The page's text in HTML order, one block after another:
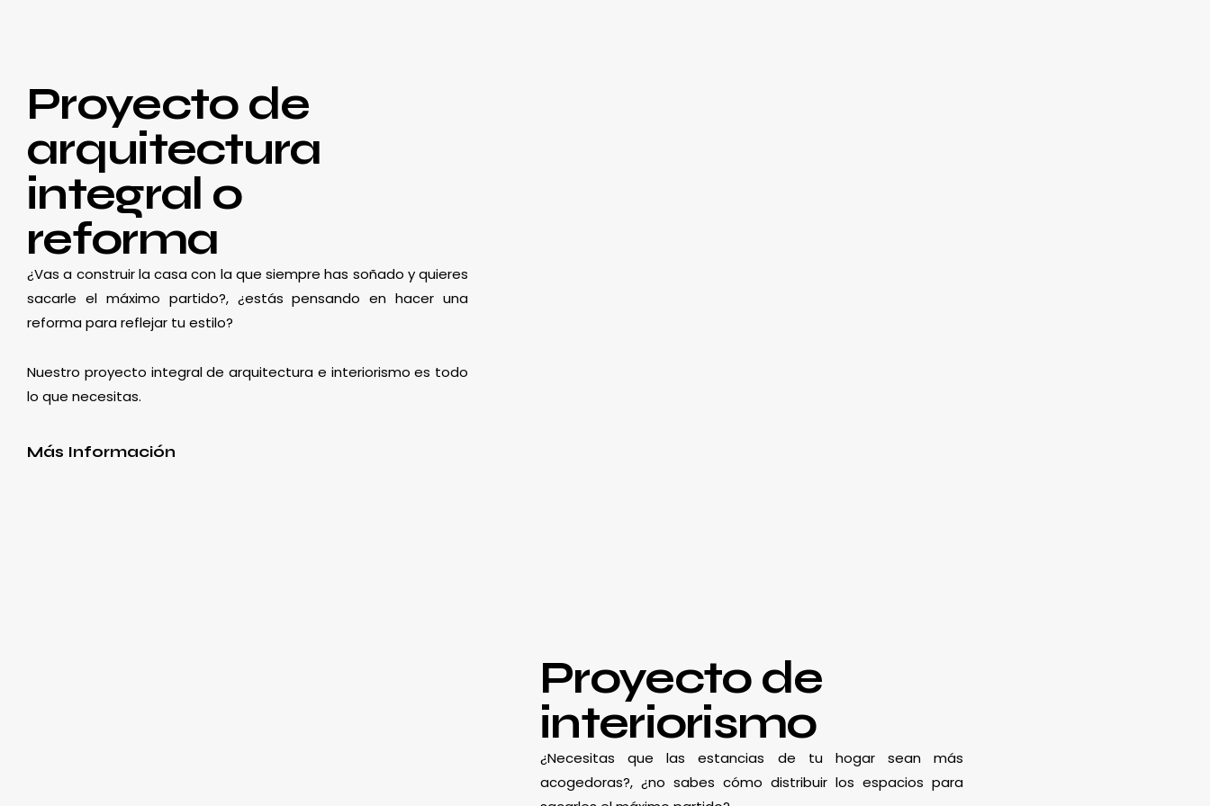
Proyecto de
arquitectura
integral o
reforma
¿Vas a construir la casa con la que siempre has soñado y quieres
sacarle el máximo partido?, ¿estás pensando en hacer una
reforma para reflejar tu estilo?
Nuestro proyecto integral de arquitectura e interiorismo es todo
lo que necesitas.
Más Información
Proyecto de
interiorismo
¿Necesitas que las estancias de tu hogar sean más
acogedoras?, ¿no sabes cómo distribuir los espacios para